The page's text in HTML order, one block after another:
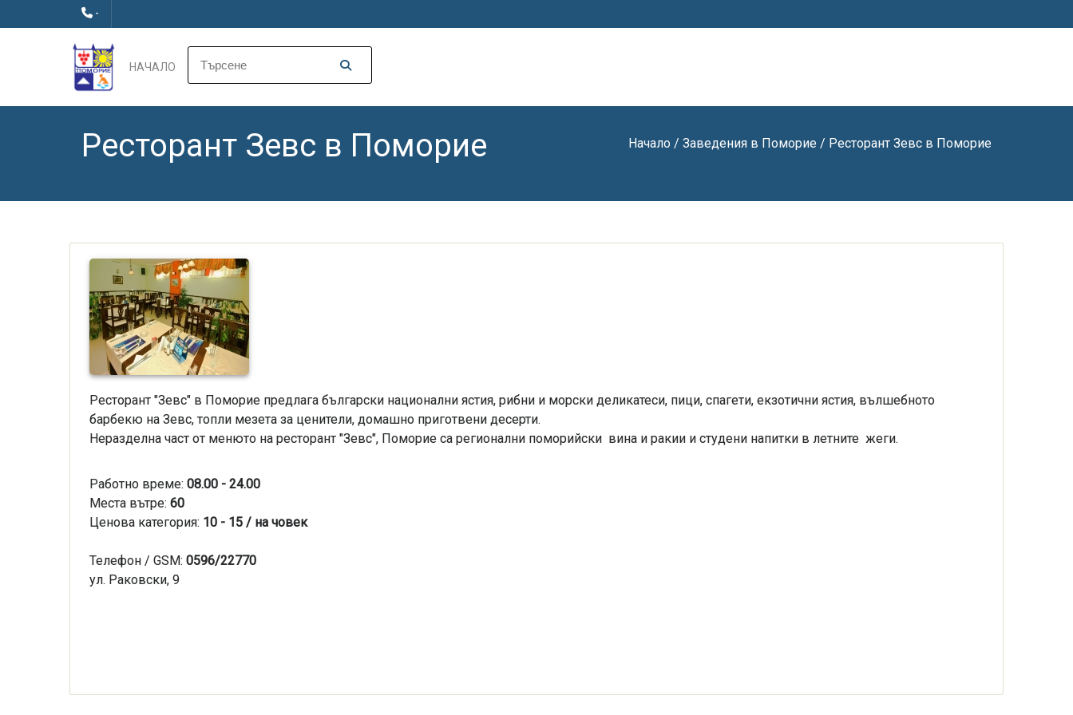
-
НАЧАЛО
Ресторант Зевс в Поморие Начало / Заведения в Поморие / Ресторант Зевс в Поморие
Ресторант "Зевс" в Поморие предлага български национални ястия, рибни и морски деликатеси, пици, спагети, екзотични ястия, вълшебното
барбекю на Зевс, топли мезета за ценители, домашно приготвени десерти.
Неразделна част от менюто на ресторант "Зевс", Поморие са регионални поморийски вина и ракии и студени напитки в летните жеги.
Работно време: 08.00 - 24.00
Места вътре: 60
Ценова категория: 10 - 15 / на човек
Телефон / GSM: 0596/22770
ул. Раковски, 9